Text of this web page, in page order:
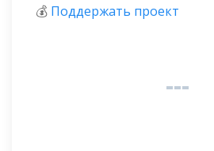
💰 Поддержать проект